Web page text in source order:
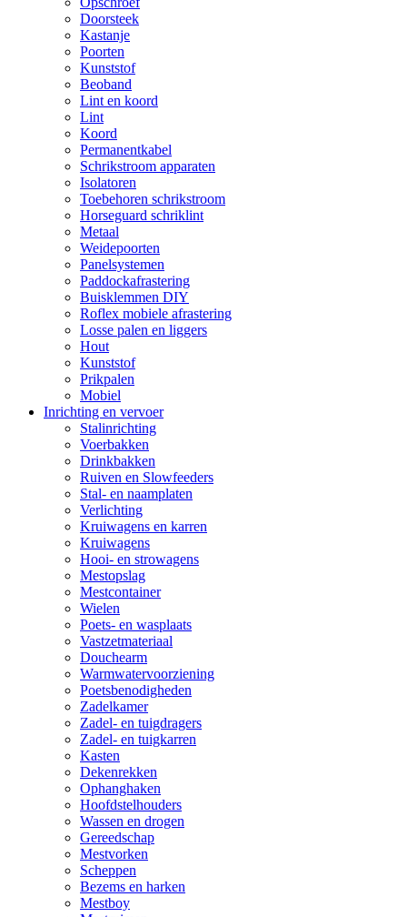
Doorsteek
Kastanje
Poorten
Kunststof
Beoband
Lint en koord
Lint
Koord
Permanentkabel
Schrikstroom apparaten
Isolatoren
Toebehoren schrikstroom
Horseguard schriklint
Metaal
Weidepoorten
Panelsystemen
Paddockafrastering
Buisklemmen DIY
Roflex mobiele afrastering
Losse palen en liggers
Hout
Kunststof
Prikpalen
Mobiel
Inrichting en vervoer
Stalinrichting
Voerbakken
Drinkbakken
Ruiven en Slowfeeders
Stal- en naamplaten
Verlichting
Kruiwagens en karren
Kruiwagens
Hooi- en strowagens
Mestopslag
Mestcontainer
Wielen
Poets- en wasplaats
Vastzetmateriaal
Douchearm
Warmwatervoorziening
Poetsbenodigheden
Zadelkamer
Zadel- en tuigdragers
Zadel- en tuigkarren
Kasten
Dekenrekken
Ophanghaken
Hoofdstelhouders
Wassen en drogen
Gereedschap
Mestvorken
Scheppen
Bezems en harken
Mestboy